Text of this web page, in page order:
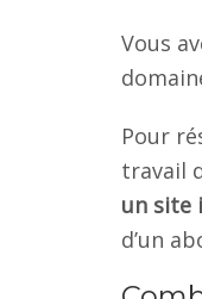
Vous
Pour
travail
un site
d’un